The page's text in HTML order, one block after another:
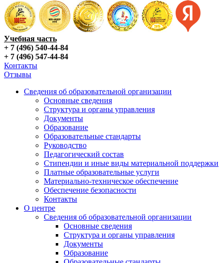
Учебная часть
+ 7 (496) 540-44-84
+ 7 (496) 547-44-84
Контакты
Отзывы
Сведения об образовательной организации
Основные сведения
Структура и органы управления
Документы
Образование
Образовательные стандарты
Руководство
Педагогический состав
Стипендии и иные виды материальной поддержки
Платные образовательные услуги
Материально-техническое обеспечение
Обеспечение безопасности
Контакты
О центре
Сведения об образовательной организации
Основные сведения
Структура и органы управления
Документы
Образование